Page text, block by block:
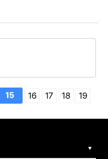
15 16 17 18
19